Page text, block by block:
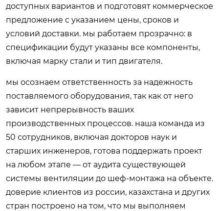
доступных вариантов и подготовят коммерческое
предложение с указанием цены, сроков и
условий доставки. мы работаем прозрачно: в
спецификации будут указаны все компоненты,
включая марку стали и тип двигателя.
мы осознаем ответственность за надежность
поставляемого оборудования, так как от него
зависит непрерывность ваших
производственных процессов. наша команда из
50 сотрудников, включая докторов наук и
старших инженеров, готова поддержать проект
на любом этапе — от аудита существующей
системы вентиляции до шеф-монтажа на объекте.
доверие клиентов из россии, казахстана и других
стран построено на том, что мы выполняем